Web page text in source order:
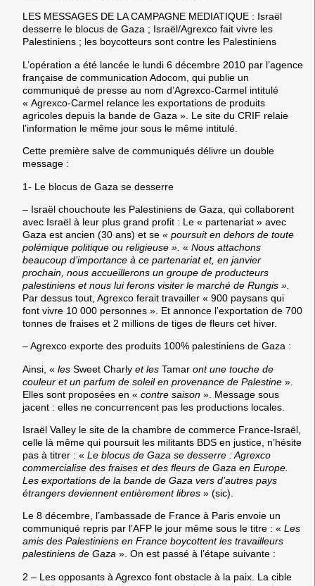
LES MESSAGES DE LA CAMPAGNE MEDIATIQUE : Israël
desserre le blocus de Gaza ; Israël/Agrexco fait vivre les
Palestiniens ; les boycotteurs sont contre les Palestiniens
L’opération a été lancée le lundi 6 décembre 2010 par l’agence
française de communication Adocom, qui publie un
communiqué de presse au nom d’Agrexco-Carmel intitulé
« Agrexco-Carmel relance les exportations de produits
agricoles depuis la bande de Gaza ». Le site du CRIF relaie
l’information le même jour sous le même intitulé.
Cette première salve de communiqués délivre un double
message :
1- Le blocus de Gaza se desserre
– Israël chouchoute les Palestiniens de Gaza, qui collaborent
avec Israël à leur plus grand profit : Le « partenariat » avec
Gaza est ancien (30 ans) et se « poursuit en dehors de toute
polémique politique ou religieuse ». « Nous attachons
beaucoup d’importance à ce partenariat et, en janvier
prochain, nous accueillerons un groupe de producteurs
palestiniens et nous lui ferons visiter le marché de Rungis ».
Par dessus tout, Agrexco ferait travailler « 900 paysans qui
font vivre 10 000 personnes ». Et annonce l’exportation de 700
tonnes de fraises et 2 millions de tiges de fleurs cet hiver.
– Agrexco exporte des produits 100% palestiniens de Gaza :
Ainsi, « les Sweet Charly et les Tamar ont une touche de
couleur et un parfum de soleil en provenance de Palestine ».
Elles sont proposées en « contre saison ». Message sous
jacent : elles ne concurrencent pas les productions locales.
Israël Valley le site de la chambre de commerce France-Israël,
celle là même qui poursuit les militants BDS en justice, n’hésite
pas à titrer : « Le blocus de Gaza se desserre : Agrexco
commercialise des fraises et des fleurs de Gaza en Europe.
Les exportations de la bande de Gaza vers d’autres pays
étrangers deviennent entièrement libres » (sic).
Le 8 décembre, l’ambassade de France à Paris envoie un
communiqué repris par l’AFP le jour même sous le titre : « Les
amis des Palestiniens en France boycottent les travailleurs
palestiniens de Gaza ». On est passé à l’étape suivante :
2 – Les opposants à Agrexco font obstacle à la paix. La cible